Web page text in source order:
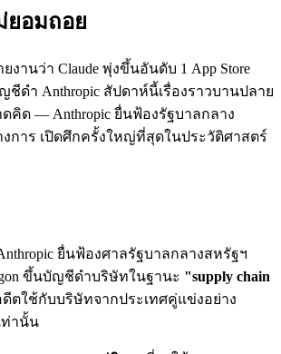
ยอมถอย
งานว่า Claude พุ่งขึ้นอันดับ 1 App Store
ชีดำ Anthropic สัปดาห์นี้เรื่องราวบานปลาย
คิด — Anthropic ยื่นฟ้องรัฐบาลกลาง
งการ เปิดศึกครั้งใหญ่ที่สุดในประวัติศาสตร์
ยื่นฟ้องศาลรัฐบาลกลางสหรัฐฯ
ขึ้นบัญชีดำบริษัทในฐานะ "supply chain
ตใช้กับบริษัทจากประเทศคู่แข่งอย่าง
ท่านั้น